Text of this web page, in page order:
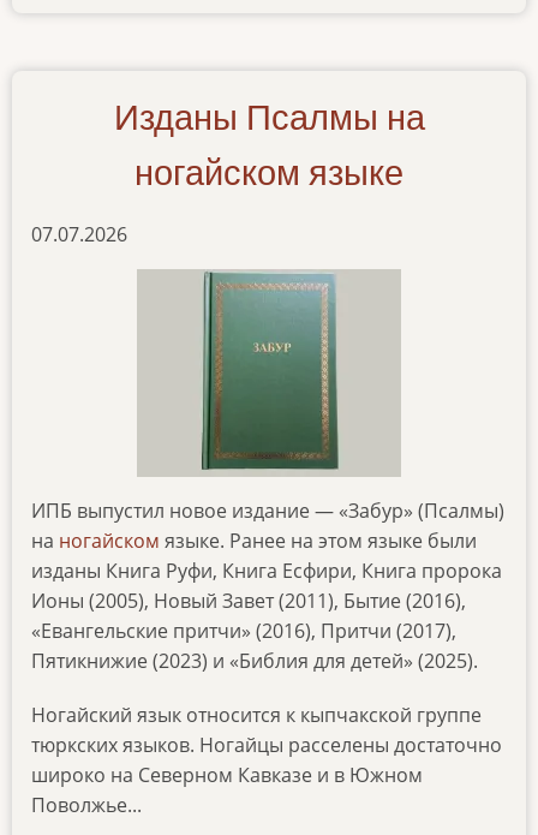
na-
yazyke
Изданы Псалмы на
ногайском языке
07.07.2026
ИПБ выпустил новое издание — «Забур» (Псалмы)
на ногайском языке. Ранее на этом языке были
изданы Книга Руфи, Книга Есфири, Книга пророка
Ионы (2005), Новый Завет (2011), Бытие (2016),
«Евангельские притчи» (2016), Притчи (2017),
Пятикнижие (2023) и «Библия для детей» (2025).
Ногайский язык относится к кыпчакской группе
тюркских языков. Ногайцы расселены достаточно
широко на Северном Кавказе и в Южном
Поволжье...